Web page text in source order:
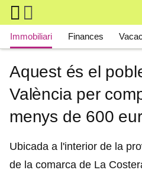
Skip to main content
Main navigation
Immobiliari Finances
Aquest és el
València per
menys de 600
Ubicada a l'interior de la
de la comarca de La